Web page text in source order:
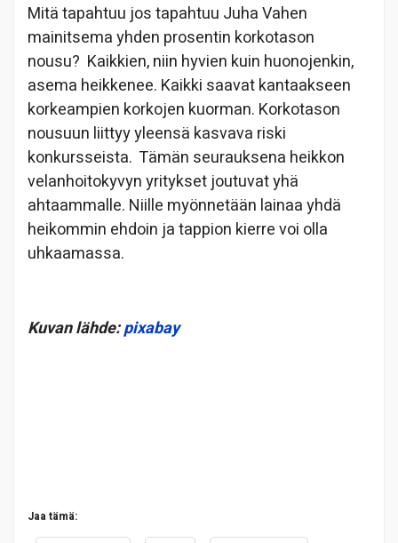
Mitä tapahtuu jos tapahtuu Juha Vahen
mainitsema yhden prosentin korkotason
nousu? Kaikkien, niin hyvien kuin huonojenkin,
asema heikkenee. Kaikki saavat kantaakseen
korkeampien korkojen kuorman. Korkotason
nousuun liittyy yleensä kasvava riski
konkursseista. Tämän seurauksena heikkon
velanhoitokyvyn yritykset joutuvat yhä
ahtaammalle. Niille myönnetään lainaa yhdä
heikommin ehdoin ja tappion kierre voi olla
uhkaamassa.
Kuvan lähde:pixabay
Jaa tämä: